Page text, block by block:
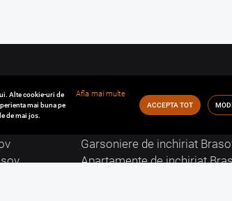
Garsoniere de inchiriat
Apartamente de inchiriat
Alte cookie-uri de
mai buna pe
de mai jos.
Afla mai multe
ACCEPTA TOT